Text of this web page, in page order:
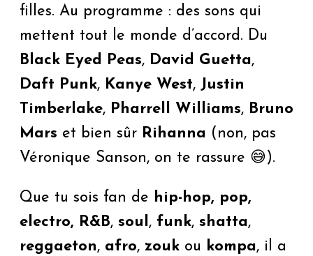
filles. Au programme : des sons qui
mettent tout le monde d’accord. Du
Black Eyed Peas, David Guetta,
Daft Punk, Kanye West, Justin
Timberlake, Pharrell Williams, Bruno
Mars et bien sûr Rihanna (non, pas
Véronique Sanson, on te rassure 😅).
Que tu sois fan de hip-hop, pop,
electro, R&B, soul, funk, shatta,
reggaeton, afro, zouk ou kompa, il a